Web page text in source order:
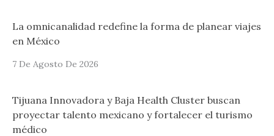
La omnicanalidad redefine la forma de planear viajes
en México
7 De Agosto De 2026
Tijuana Innovadora y Baja Health Cluster buscan
proyectar talento mexicano y fortalecer el turismo
médico